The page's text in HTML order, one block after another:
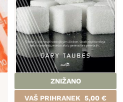
ZNIŽANO
VAŠ PRIHRANEK 5,00 €